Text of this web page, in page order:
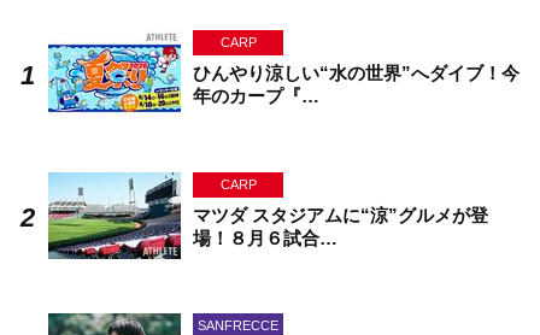
CARP
ひんやり涼しい“水の世界”へダイブ！今
年のカープ『…
CARP
マツダ スタジアムに“涼”グルメが登
場！８月６試合…
SANFRECCE